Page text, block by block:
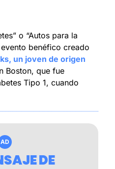
o “Autos para la
benéfico creado
un joven de origen
Boston, que fue
Tipo 1, cuando
AD
DE